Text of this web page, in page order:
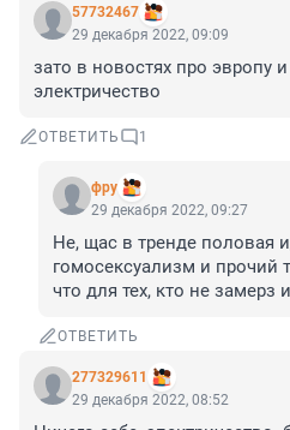
57732467
29 декабря 2022, 09:09
зато в новостях про эвропу
электричество
ОТВЕТИТЬ 1
фру
29 декабря 2022, 09:27
Не, щас в тренде половая
гомосексуализм и прочий
что для тех, кто не замерз
ОТВЕТИТЬ
277329611
29 декабря 2022, 08:52